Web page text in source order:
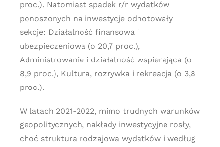
proc.). Natomiast spadek r/r wydatków
ponoszonych na inwestycje odnotowały
sekcje: Działalność finansowa i
ubezpieczeniowa (o 20,7 proc.),
Administrowanie i działalność wspierająca (o
8,9 proc.), Kultura, rozrywka i rekreacja (o 3,8
proc.).
W latach 2021-2022, mimo trudnych warunków
geopolitycznych, nakłady inwestycyjne rosły,
choć struktura rodzajowa wydatków i według